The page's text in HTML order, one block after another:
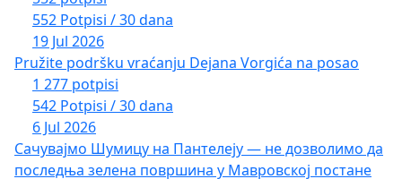
552 Potpisi / 30 dana
19 Jul 2026
Pružite podršku vraćanju Dejana Vorgića na posao
1 277 potpisi
542 Potpisi / 30 dana
6 Jul 2026
Сачувајмо Шумицу на Пантелеју — не дозволимо да
последња зелена површина у Мавровској постане